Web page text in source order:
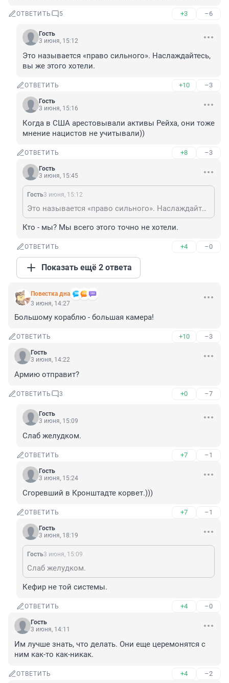
ОТВЕТИТЬ 5 +3 –6
Гость
3 июня, 15:12
Это называется «право сильного». Наслаждайтесь,
вы же этого хотели.
ОТВЕТИТЬ +10 –3
Гость
3 июня, 15:16
Когда в США арестовывали активы Рейха, они тоже
мнение нацистов не учитывали))
ОТВЕТИТЬ +8 –3
Гость
3 июня, 15:45
Гость3 июня, 15:12
Это называется «право сильного». Наслаждайтесь, вы же этого хотели.
Кто - мы? Мы всего этого точно не хотели.
ОТВЕТИТЬ +4 –0
Показать ещё 2 ответа
Повестка дна
3 июня, 14:27
Большому кораблю - большая камера!
ОТВЕТИТЬ +10 –3
Гость
3 июня, 14:22
Армию отправит?
ОТВЕТИТЬ 3 +0 –7
Гость
3 июня, 15:09
Слаб желудком.
ОТВЕТИТЬ +7 –1
Гость
3 июня, 15:24
Сгоревший в Кронштадте корвет.)))
ОТВЕТИТЬ +7 –1
Гость
3 июня, 18:19
Гость3 июня, 15:09
Слаб желудком.
Кефир не той системы.
ОТВЕТИТЬ +4 –0
Гость
3 июня, 14:11
Им лучше знать, что делать. Они еще церемонятся с
ним как-то как-никак.
ОТВЕТИТЬ +4 –2